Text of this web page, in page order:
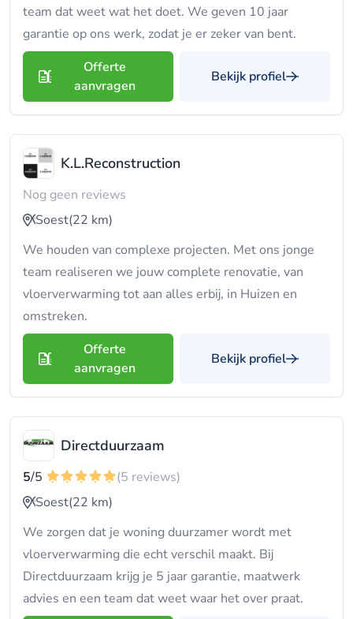
team dat weet wat het doet. We geven 10 jaar
garantie op ons werk, zodat je er zeker van bent.
Offerte
aanvragen
Bekijk profiel
K.L.Reconstruction
Nog geen reviews
Soest(22 km)
We houden van complexe projecten. Met ons jonge
team realiseren we jouw complete renovatie, van
vloerverwarming tot aan alles erbij, in Huizen en
omstreken.
Offerte
aanvragen
Bekijk profiel
Directduurzaam
5/5
(5 reviews)
Soest(22 km)
We zorgen dat je woning duurzamer wordt met
vloerverwarming die echt verschil maakt. Bij
Directduurzaam krijg je 5 jaar garantie, maatwerk
advies en een team dat weet waar het over praat.